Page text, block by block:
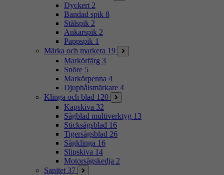
Dyckert 2
Bandad spik 8
Stålspik 2
Ankarspik 2
Pappspik 1
Märka och markera 19
Markörfärg 3
Snöre 5
Markörpenna 4
Djuphålsmärkare 4
Klinga och blad 120
Kapskiva 32
Sågblad multiverktyg 13
Sticksågsblad 16
Tigersågsblad 26
Sågklinga 16
Slipskiva 14
Motorsågskedja 2
Sanitet 37